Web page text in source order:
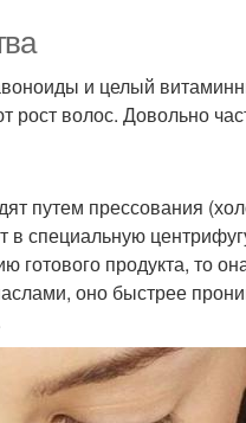
и целый
волос. Довольно
путем прессования
специальную
продукта, то
оно быстрее